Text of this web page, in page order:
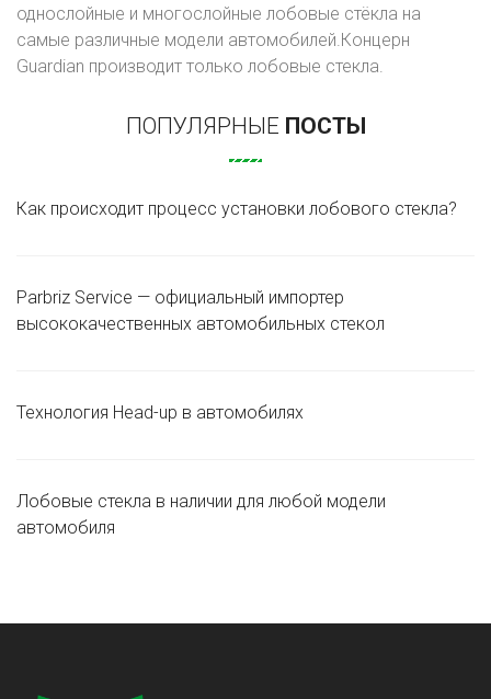
однослойные и многослойные лобовые стёкла на
самые различные модели автомобилей.Концерн
Guardian производит только лобовые стекла.
ПОПУЛЯРНЫЕ ПОСТЫ
Как происходит процесс установки лобового стекла?
Parbriz Service — официальный импортер
высококачественных автомобильных стекол
Технология Head-up в автомобилях
Лобовые стекла в наличии для любой модели
автомобиля